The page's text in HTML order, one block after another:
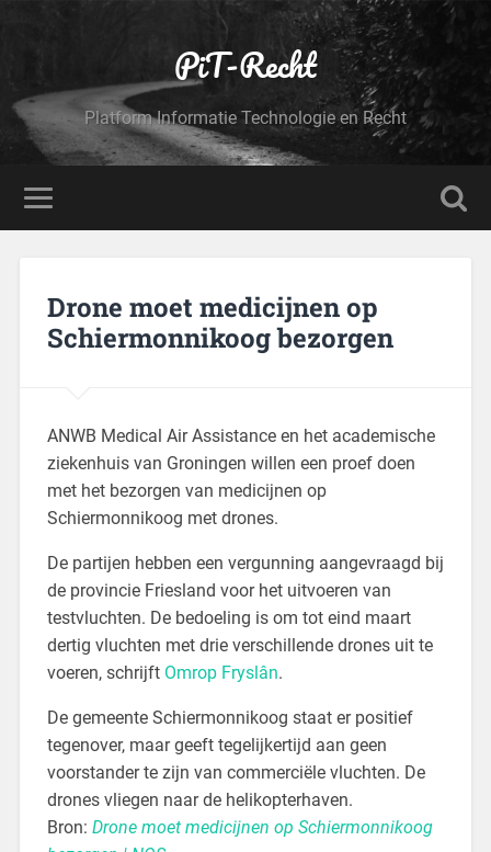
PiT-Recht
Platform Informatie Technologie en Recht
Drone moet medicijnen op
Schiermonnikoog bezorgen
ANWB Medical Air Assistance en het academische
ziekenhuis van Groningen willen een proef doen
met het bezorgen van medicijnen op
Schiermonnikoog met drones.
De partijen hebben een vergunning aangevraagd bij
de provincie Friesland voor het uitvoeren van
testvluchten. De bedoeling is om tot eind maart
dertig vluchten met drie verschillende drones uit te
voeren, schrijft Omrop Fryslân.
De gemeente Schiermonnikoog staat er positief
tegenover, maar geeft tegelijkertijd aan geen
voorstander te zijn van commerciële vluchten. De
drones vliegen naar de helikopterhaven.
Bron: Drone moet medicijnen op Schiermonnikoog